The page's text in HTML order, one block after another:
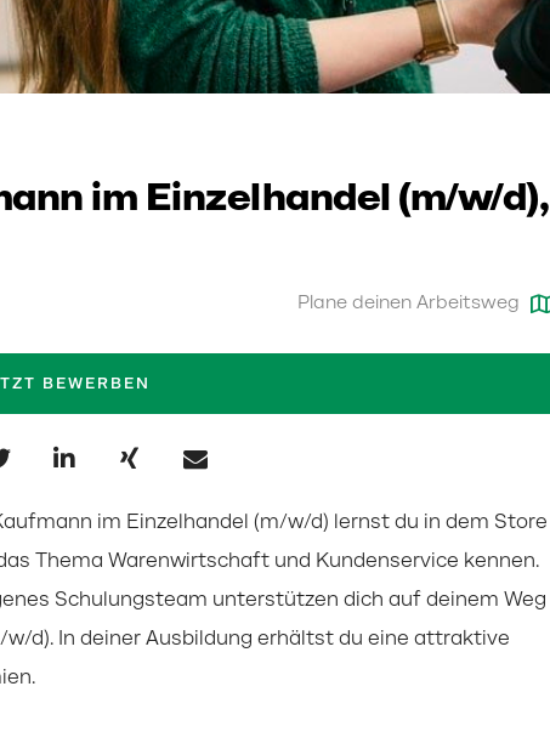
im Einzelhandel (m/w/d),
Plane deinen Arbeitsweg
BEWERBEN
im Einzelhandel (m/w/d) lernst du in dem Store
Thema Warenwirtschaft und Kundenservice kennen.
Schulungsteam unterstützen dich auf deinem Weg
d). In deiner Ausbildung erhältst du eine attraktive